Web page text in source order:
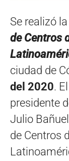
Se realizó
de Centros
ciudad de
del 2020.
presidente
Julio
de Centros